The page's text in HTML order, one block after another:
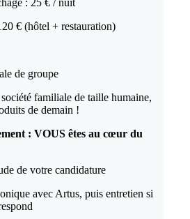
: 25 € / nuit
€ (hôtel + restauration)
de groupe
familiale de taille humaine,
de demain !
: VOUS êtes au cœur du
de votre candidature
avec Artus, puis entretien si